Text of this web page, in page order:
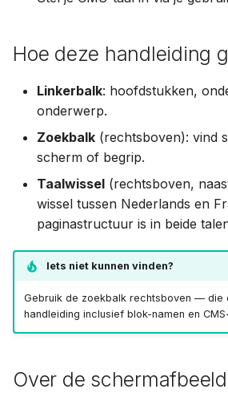
Hoe deze handleiding
Linkerbalk: hoofdstukken,
onderwerp.
Zoekbalk (rechtsboven): vind
scherm of begrip.
Taalwissel (rechtsboven,
wissel tussen Nederlands en
paginastructuur is in beide
Iets niet kunnen vinden?
Gebruik de zoekbalk rechtsboven — die
handleiding inclusief blok-namen en
Over de